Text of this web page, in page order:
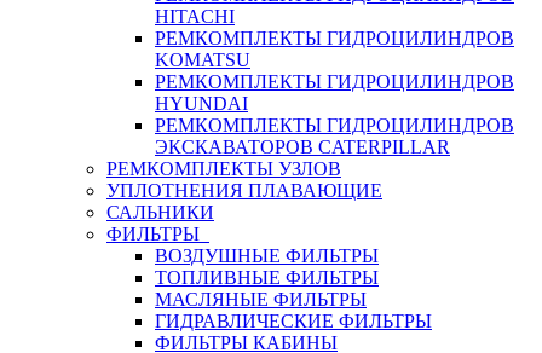
HITACHI
РЕМКОМПЛЕКТЫ ГИДРОЦИЛИНДРОВ
KOMATSU
РЕМКОМПЛЕКТЫ ГИДРОЦИЛИНДРОВ
HYUNDAI
РЕМКОМПЛЕКТЫ ГИДРОЦИЛИНДРОВ
ЭКСКАВАТОРОВ CATERPILLAR
РЕМКОМПЛЕКТЫ УЗЛОВ
УПЛОТНЕНИЯ ПЛАВАЮЩИЕ
САЛЬНИКИ
ФИЛЬТРЫ
ВОЗДУШНЫЕ ФИЛЬТРЫ
ТОПЛИВНЫЕ ФИЛЬТРЫ
МАСЛЯНЫЕ ФИЛЬТРЫ
ГИДРАВЛИЧЕСКИЕ ФИЛЬТРЫ
ФИЛЬТРЫ КАБИНЫ